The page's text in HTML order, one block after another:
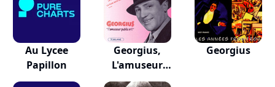
Au Lycee
Papillon
Georgius,
L'amuseur
Public No. 1
Georgius